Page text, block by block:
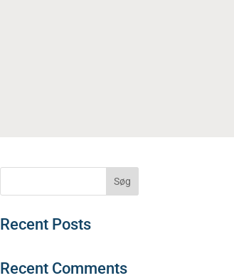
Søg
Recent Posts
Recent Comments